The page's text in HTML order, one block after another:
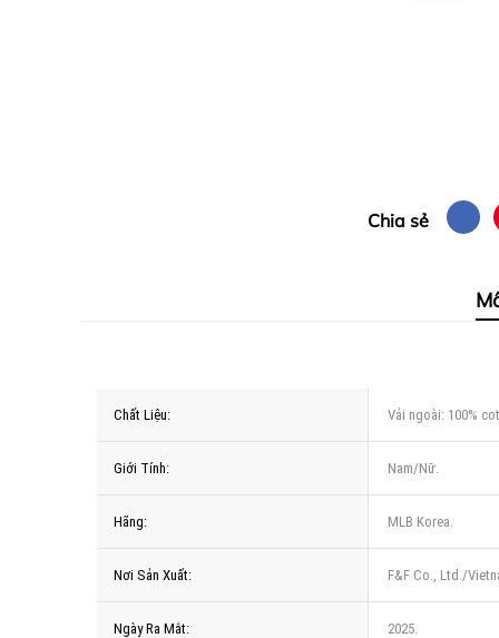
Chia sẻ
Chất Liệu: Vải ngoài: 100%
Giới Tính: Nam/Nữ.
Hãng: MLB Korea.
Nơi Sản Xuất: F&F Co., Ltd./
Ngày Ra Mắt: 2025.